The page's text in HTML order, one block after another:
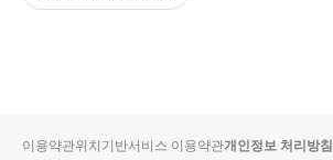
입니
순
상
이용약관위치기반서비스 이용약관개인정보 처리방침